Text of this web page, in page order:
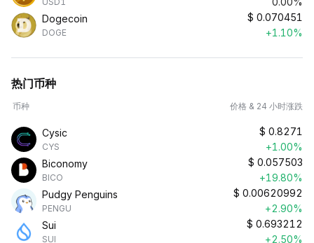
Dogecoin
DOGE
$ 0.070451
+1.10%
热门币种
币种 价格 & 24 小时涨跌
Cysic
CYS
$ 0.8271
+1.00%
Biconomy
BICO
$ 0.057503
+19.80%
Pudgy Penguins
PENGU
$ 0.00620992
+2.90%
Sui
SUI
$ 0.693212
+2.50%